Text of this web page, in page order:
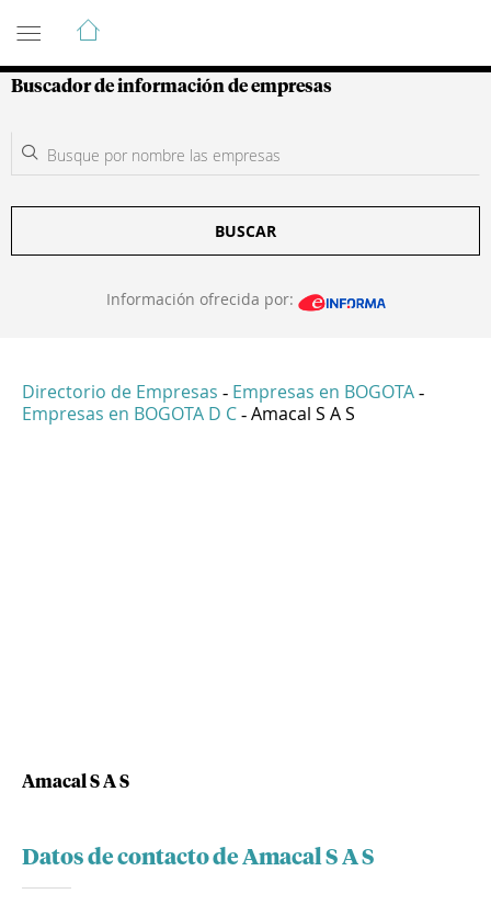
Guía de Empresas Colombianas
Buscador de información de empresas
BUSCAR
Información ofrecida por:
Directorio de Empresas - Empresas en BOGOTA -
Empresas en BOGOTA D C - Amacal S A S
Amacal S A S
Datos de contacto de Amacal S A S